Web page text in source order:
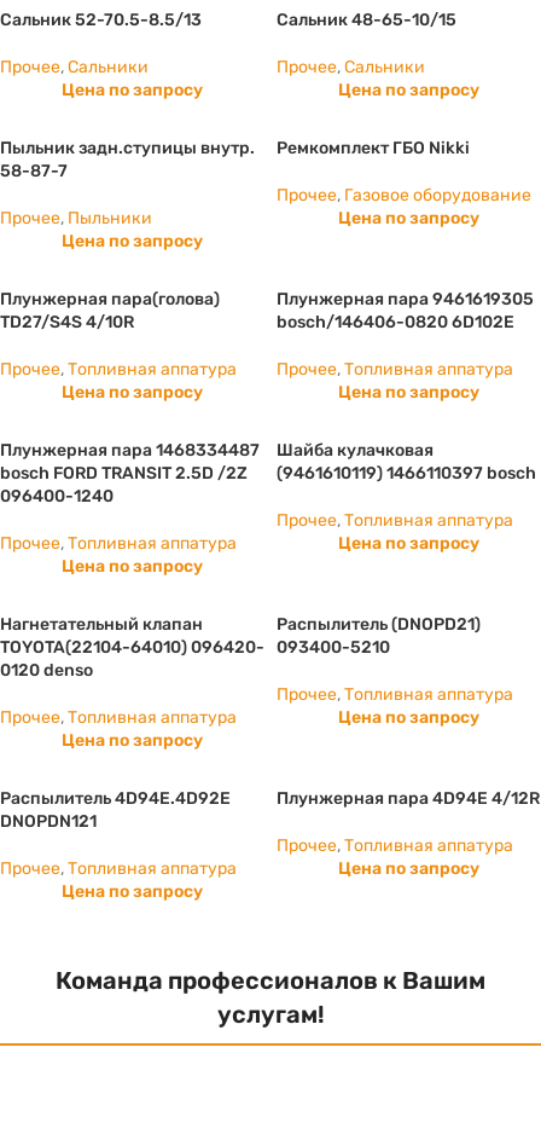
Сальник 52-70.5-8.5/13
Прочее,Сальники
Цена по запросу
Сальник 48-65-10/15
Прочее,Сальники
Цена по запросу
Пыльник задн.ступицы внутр.
58-87-7
Прочее, Пыльники
Цена по запросу
Ремкомплект ГБО Nikki
Прочее, Газовое оборудование
Цена по запросу
Плунжерная пара(голова)
TD27/S4S 4/10R
Прочее,Топливная аппатура
Цена по запросу
Плунжерная пара 9461619305
bosch/146406-0820 6D102E
Прочее,Топливная аппатура
Цена по запросу
Плунжерная пара 1468334487
bosch FORD TRANSIT 2.5D /2Z
096400-1240
Прочее,Топливная аппатура
Цена по запросу
Шайба кулачковая
(9461610119) 1466110397 bosch
Прочее,Топливная аппатура
Цена по запросу
Нагнетательный клапан
TOYOTA(22104-64010) 096420-
0120 denso
Прочее,Топливная аппатура
Цена по запросу
Распылитель (DNOPD21)
093400-5210
Прочее,Топливная аппатура
Цена по запросу
Распылитель 4D94E.4D92E
DNOPDN121
Прочее,Топливная аппатура
Цена по запросу
Плунжерная пара 4D94E 4/12R
Прочее,Топливная аппатура
Цена по запросу
Команда профессионалов к Вашим
услугам!